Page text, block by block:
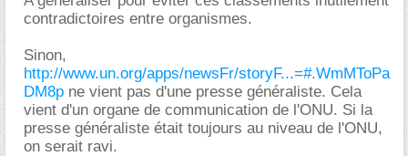
contradictoires entre organismes.
Sinon,
http://www.un.org/apps/newsFr/storyF...=#.WmMToPa
DM8p ne vient pas d'une presse généraliste. Cela
vient d'un organe de communication de l'ONU. Si la
presse généraliste était toujours au niveau de l'ONU,
on serait ravi.